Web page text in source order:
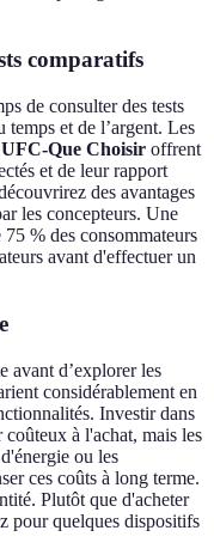
comparatifs
de consulter des tests
et de l’argent. Les
UFC-Que Choisir offrent
et de leur rapport
des avantages
les concepteurs. Une
% des consommateurs
avant d'effectuer un
avant d’explorer les
considérablement en
Investir dans
à l'achat, mais les
ou les
ces coûts à long terme.
Plutôt que d'acheter
pour quelques dispositifs